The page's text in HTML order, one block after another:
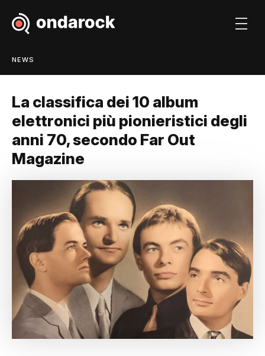
NEWS
La classifica dei 10 album
elettronici più pionieristici degli
anni 70, secondo Far Out
Magazine